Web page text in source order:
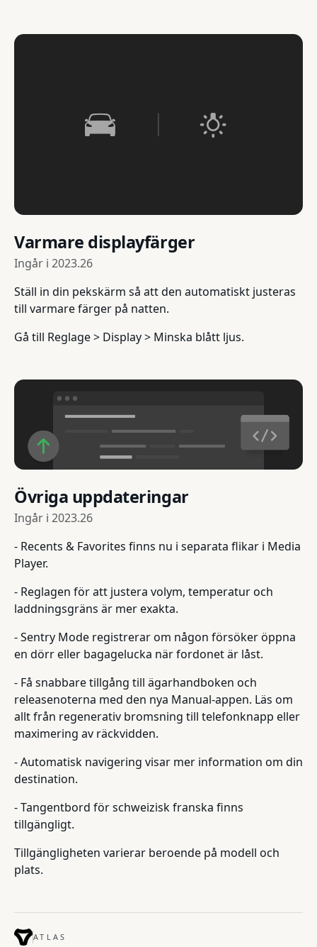
Varmare displayfärger
Ingår i 2023.26
Ställ in din pekskärm så att den automatiskt justeras
till varmare färger på natten.
Gå till Reglage > Display > Minska blått ljus.
Övriga uppdateringar
Ingår i 2023.26
- Recents & Favorites finns nu i separata flikar i Media
Player.
- Reglagen för att justera volym, temperatur och
laddningsgräns är mer exakta.
- Sentry Mode registrerar om någon försöker öppna
en dörr eller bagagelucka när fordonet är låst.
- Få snabbare tillgång till ägarhandboken och
releasenoterna med den nya Manual-appen. Läs om
allt från regenerativ bromsning till telefonknapp eller
maximering av räckvidden.
- Automatisk navigering visar mer information om din
destination.
- Tangentbord för schweizisk franska finns
tillgängligt.
Tillgängligheten varierar beroende på modell och
plats.
ATLAS